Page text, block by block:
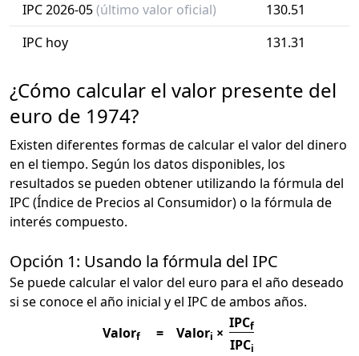
IPC 2026-05(último valor oficial)
130.51
IPC hoy
131.31
¿Cómo calcular el valor presente del
euro de 1974?
Existen diferentes formas de calcular el valor del dinero
en el tiempo. Según los datos disponibles, los
resultados se pueden obtener utilizando la fórmula del
IPC (Índice de Precios al Consumidor) o la fórmula de
interés compuesto.
Opción 1: Usando la fórmula del IPC
Se puede calcular el valor del euro para el año deseado
si se conoce el año inicial y el IPC de ambos años.
Valorf = Valori ×
IPCf
IPCi